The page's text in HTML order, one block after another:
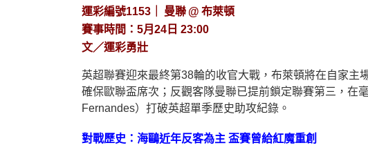
運彩編號1153｜ 曼聯 @ 布萊頓
賽事時間：5月24日 23:00
文／運彩勇壯
英超聯賽迎來最終第38輪的收官大戰，布萊頓將在自家主
確保歐聯盃席次；反觀客隊曼聯已提前鎖定聯賽第三，在
Fernandes）打破英超單季歷史助攻紀錄。
對戰歷史：海鷗近年反客為主 盃賽曾給紅魔重創